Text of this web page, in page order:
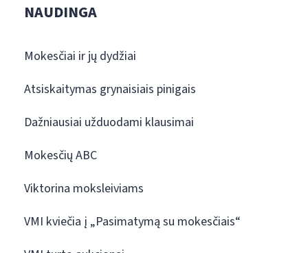
NAUDINGA
Mokesčiai ir jų dydžiai
Atsiskaitymas grynaisiais pinigais
Dažniausiai užduodami klausimai
Mokesčių ABC
Viktorina moksleiviams
VMI kviečia į „Pasimatymą su mokesčiais“